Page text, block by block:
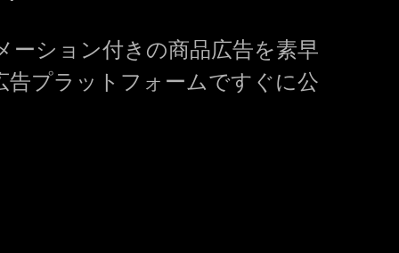
ーション付きの商品広告を素早
プラットフォームですぐに公